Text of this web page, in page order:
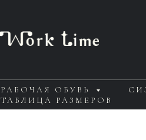
РАБОЧАЯ ОБУВЬ
ТАБЛИЦА РАЗМЕРОВ